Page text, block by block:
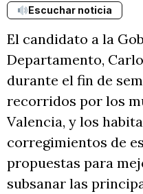
Escuchar noticia
El candidato a la
Departamento,
durante el fin de
recorridos por los
Valencia, y los
corregimientos de
propuestas para
subsanar las